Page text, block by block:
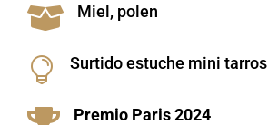
 Miel, polen
 Surtido estuche mini tarros
Premio Paris 2024